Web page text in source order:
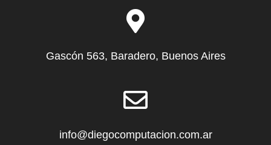
Gascón 563, Baradero, Buenos Aires
info@diegocomputacion.com.ar